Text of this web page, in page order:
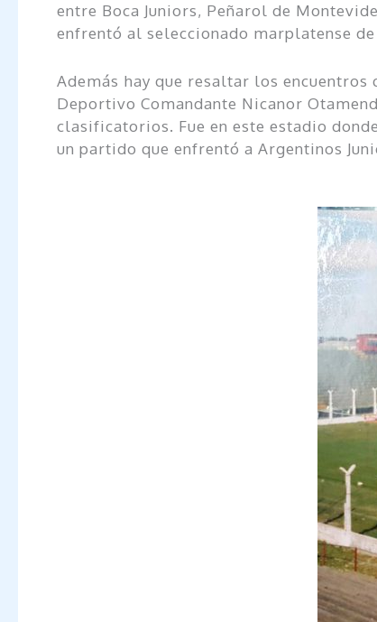
entre Boca Juniors, Peñarol de
enfrentó al seleccionado marplatense de
Además hay que resaltar los
Deportivo Comandante Nicanor
clasificatorios. Fue en este estadio
un partido que enfrentó a Argentinos